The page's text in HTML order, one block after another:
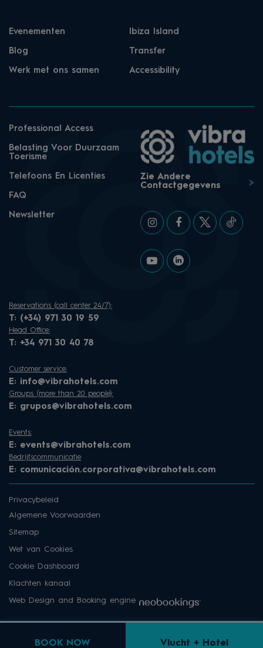
BOOK NOW Vlucht + Hotel
Evenementen Ibiza Island
Blog Transfer
Werk met ons samen Accessibility
Professional Access
Belasting Voor Duurzaam
Toerisme
Telefoons En Licenties
FAQ
Newsletter
Zie Andere
Contactgegevens
Reservations (call center 24/7):
T: (+34) 971 30 19 59
Head Office:
T: +34 971 30 40 78
Customer service:
E: info@vibrahotels.com
Groups (more than 20 people):
E: grupos@vibrahotels.com
Events:
E: events@vibrahotels.com
Bedrijfscommunicatie
E: comunicación.corporativa@vibrahotels.com
Privacybeleid
Algemene Voorwaarden
Sitemap
Wet van Cookies
Cookie Dashboard
Klachten kanaal
Web Design and Booking engine